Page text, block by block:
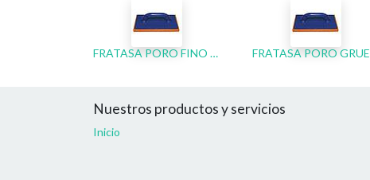
FRATASA PORO FINO COLOTOOL 280X140 MM
Nuestros productos y servicios
Inicio